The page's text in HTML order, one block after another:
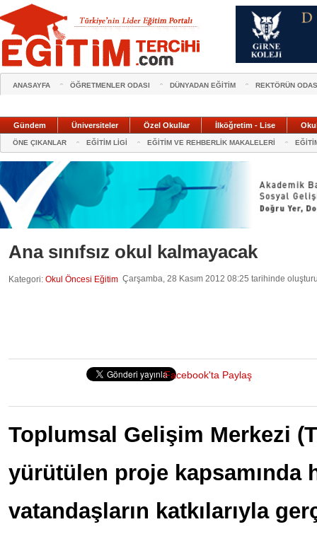
ANASAYFA ÖĞRETMENLER ODASI DÜNYADAN EĞİTİM REKTÖRÜN
Gündem Üniversiteler Özel Okullar İlköğretim - Lise
ÖNE ÇIKANLAR EĞİTİM LİGİ EĞİTİM VE REHBERLİK MAKALELERİ
Ana sınıfsız okul kalmayacak
Kategori: Okul Öncesi Eğitim Çarşamba, 28 Kasım 2012 08:25 tarihinde
Facebook'ta Paylaş
Toplumsal Gelişim Merkezi
yürütülen proje kapsamında
vatandaşların katkılarıyla